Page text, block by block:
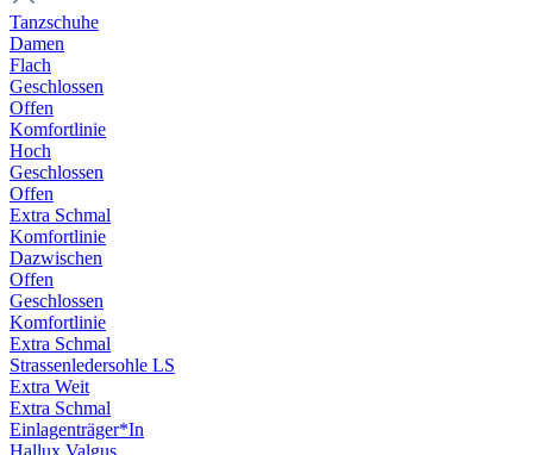
Tanzschuhe
Damen
Flach
Geschlossen
Offen
Komfortlinie
Hoch
Geschlossen
Offen
Extra Schmal
Komfortlinie
Dazwischen
Offen
Geschlossen
Komfortlinie
Extra Schmal
Strassenledersohle LS
Extra Weit
Extra Schmal
Einlagenträger*In
Hallux Valgus